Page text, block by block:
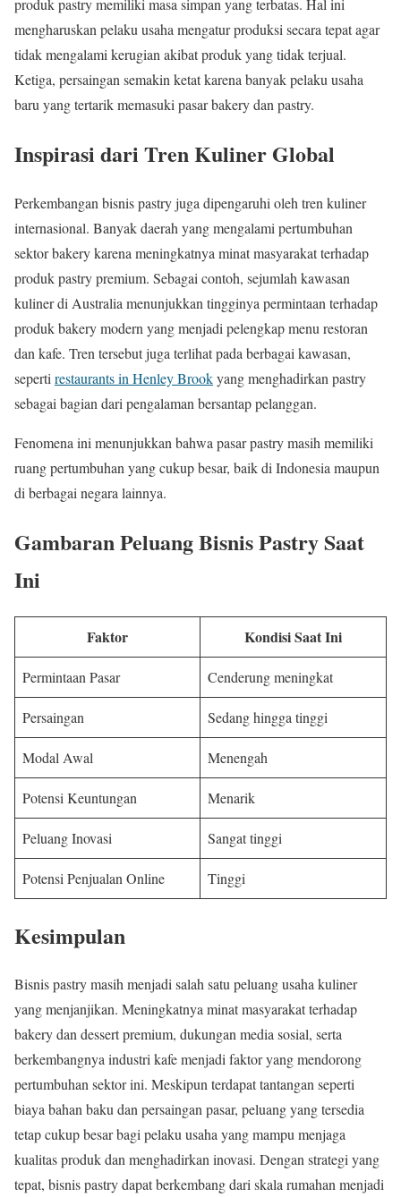
produk pastry memiliki masa simpan yang terbatas. Hal ini
mengharuskan pelaku usaha mengatur produksi secara tepat agar
tidak mengalami kerugian akibat produk yang tidak terjual.
Ketiga, persaingan semakin ketat karena banyak pelaku usaha
baru yang tertarik memasuki pasar bakery dan pastry.
Inspirasi dari Tren Kuliner Global
Perkembangan bisnis pastry juga dipengaruhi oleh tren kuliner
internasional. Banyak daerah yang mengalami pertumbuhan
sektor bakery karena meningkatnya minat masyarakat terhadap
produk pastry premium. Sebagai contoh, sejumlah kawasan
kuliner di Australia menunjukkan tingginya permintaan terhadap
produk bakery modern yang menjadi pelengkap menu restoran
dan kafe. Tren tersebut juga terlihat pada berbagai kawasan,
seperti restaurants in Henley Brookyang menghadirkan pastry
sebagai bagian dari pengalaman bersantap pelanggan.
Fenomena ini menunjukkan bahwa pasar pastry masih memiliki
ruang pertumbuhan yang cukup besar, baik di Indonesia maupun
di berbagai negara lainnya.
Gambaran Peluang Bisnis Pastry Saat
Ini
Faktor Kondisi Saat Ini
Permintaan Pasar Cenderung meningkat
Persaingan Sedang hingga tinggi
Modal Awal Menengah
Potensi Keuntungan Menarik
Peluang Inovasi Sangat tinggi
Potensi Penjualan Online Tinggi
Kesimpulan
Bisnis pastry masih menjadi salah satu peluang usaha kuliner
yang menjanjikan. Meningkatnya minat masyarakat terhadap
bakery dan dessert premium, dukungan media sosial, serta
berkembangnya industri kafe menjadi faktor yang mendorong
pertumbuhan sektor ini. Meskipun terdapat tantangan seperti
biaya bahan baku dan persaingan pasar, peluang yang tersedia
tetap cukup besar bagi pelaku usaha yang mampu menjaga
kualitas produk dan menghadirkan inovasi. Dengan strategi yang
tepat, bisnis pastry dapat berkembang dari skala rumahan menjadi